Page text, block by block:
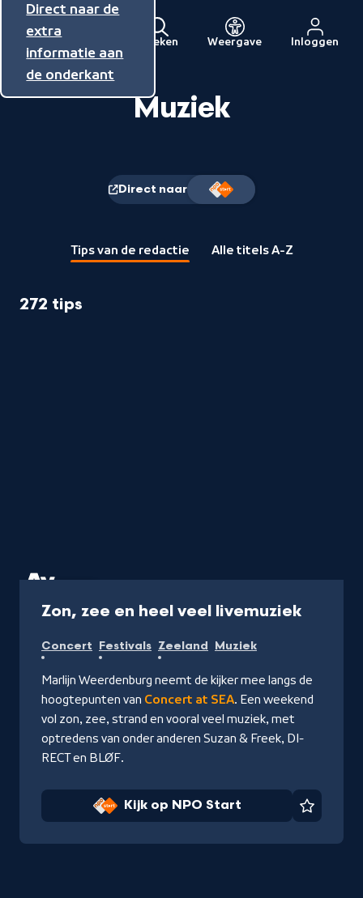
Direct naar de
inhoud
Direct naar de
hoofdnavigatie
Direct naar de
extra
informatie aan
de onderkant
Menu
Naar
de
beginpagina
Zoeken Weergave Inloggen
Muziek
Direct naar
Naam
van
naar'
Tips van de redactie Alle titels A-Z
272 tips
Zon, zee en heel veel livemuziek
NPO
Start
Concert Festivals Zeeland Muziek
Marlijn Weerdenburg neemt de kijker mee langs de
hoogtepunten van Concert at SEA. Een weekend
vol zon, zee, strand en vooral veel muziek, met
optredens van onder anderen Suzan & Freek, DI-
RECT en BLØF.
Kijk op NPO Start